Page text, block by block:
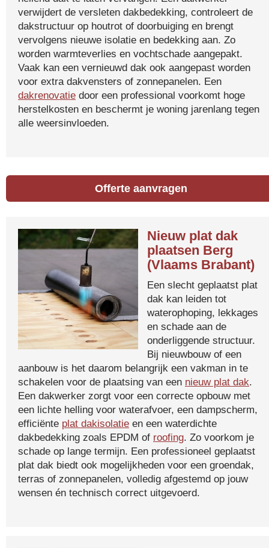
verwijdert de versleten dakbedekking, controleert de
dakstructuur op houtrot of doorbuiging en brengt
vervolgens nieuwe isolatie en bedekking aan. Zo
worden warmteverlies en vochtschade aangepakt.
Vaak kan een vernieuwd dak ook aangepast worden
voor extra dakvensters of zonnepanelen. Een
dakrenovatie door een professional voorkomt hoge
herstelkosten en beschermt je woning jarenlang tegen
alle weersinvloeden.
Offerte aanvragen
Nieuw plat dak
plaatsen Berg
(Vlaams Brabant)
Een slecht geplaatst plat
dak kan leiden tot
waterophoping, lekkages
en schade aan de
onderliggende structuur.
Bij nieuwbouw of een
aanbouw is het daarom belangrijk een vakman in te
schakelen voor de plaatsing van een nieuw plat dak.
Een dakwerker zorgt voor een correcte opbouw met
een lichte helling voor waterafvoer, een dampscherm,
efficiënte plat dakisolatie en een waterdichte
dakbedekking zoals EPDM of roofing. Zo voorkom je
schade op lange termijn. Een professioneel geplaatst
plat dak biedt ook mogelijkheden voor een groendak,
terras of zonnepanelen, volledig afgestemd op jouw
wensen én technisch correct uitgevoerd.